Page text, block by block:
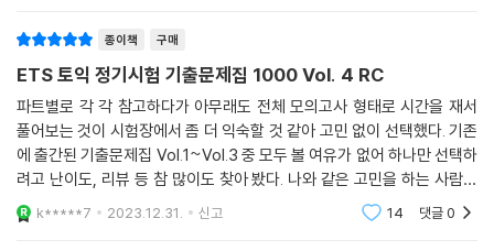
종이책 구매
ETS 토익 정기시험 기출문제집 1000 Vol. 4 RC
파트별로 각 각 참고하다가 아무래도 전체 모의고사 형태로 시간을 재서
풀어보는 것이 시험장에서 좀 더 익숙할 것 같아 고민 없이 선택했다. 기존
에 출간된 기출문제집 Vol.1~Vol.3 중 모두 볼 여유가 없어 하나만 선택하
려고 난이도, 리뷰 등 참 많이도 찾아 봤다. 나와 같은 고민을 하는 사람이
많았는지 한 블로그에서 기존 책 대비 Vol.4의 난이도, 최신 경향 반영, 생
소한 지문 등
k*****7 2023.12.31. 신고 14 댓글0